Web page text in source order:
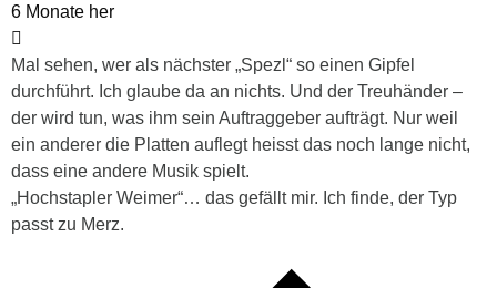
6 Monate her
Mal sehen, wer als nächster „Spezl“ so einen Gipfel
durchführt. Ich glaube da an nichts. Und der Treuhänder –
der wird tun, was ihm sein Auftraggeber aufträgt. Nur weil
ein anderer die Platten auflegt heisst das noch lange nicht,
dass eine andere Musik spielt.
„Hochstapler Weimer“… das gefällt mir. Ich finde, der Typ
passt zu Merz.